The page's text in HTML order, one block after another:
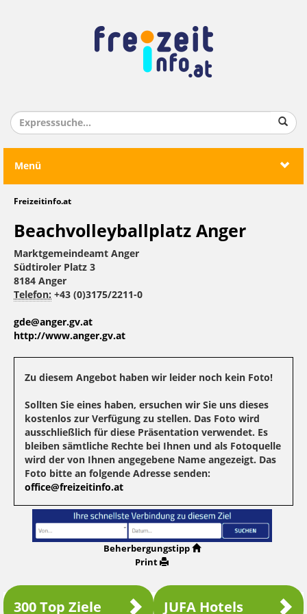
Menü
Freizeitinfo.at
Beachvolleyballplatz Anger
Marktgemeindeamt Anger
Südtiroler Platz 3
8184 Anger
Telefon: +43 (0)3175/2211-0
gde@anger.gv.at
http://www.anger.gv.at
Zu diesem Angebot haben wir leider noch kein Foto!
Sollten Sie eines haben, ersuchen wir Sie uns dieses
kostenlos zur Verfügung zu stellen. Das Foto wird
ausschließlich für diese Präsentation verwendet. Es
bleiben sämtliche Rechte bei Ihnen und als Fotoquelle
wird der von Ihnen angegebene Name angezeigt. Das
Foto bitte an folgende Adresse senden:
office@freizeitinfo.at
Beherbergungstipp
Print
300 Top Ziele JUFA Hotels